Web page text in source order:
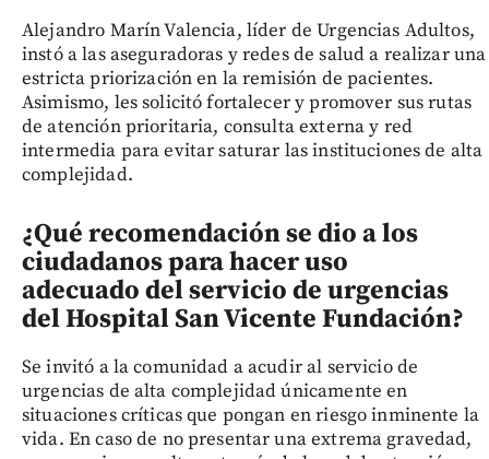
Alejandro Marín Valencia, líder de Urgencias Adultos,
instó a las aseguradoras y redes de salud a realizar una
estricta priorización en la remisión de pacientes.
Asimismo, les solicitó fortalecer y promover sus rutas
de atención prioritaria, consulta externa y red
intermedia para evitar saturar las instituciones de alta
complejidad.
¿Qué recomendación se dio a los
ciudadanos para hacer uso
adecuado del servicio de urgencias
del Hospital San Vicente Fundación?
Se invitó a la comunidad a acudir al servicio de
urgencias de alta complejidad únicamente en
situaciones críticas que pongan en riesgo inminente la
vida. En caso de no presentar una extrema gravedad,